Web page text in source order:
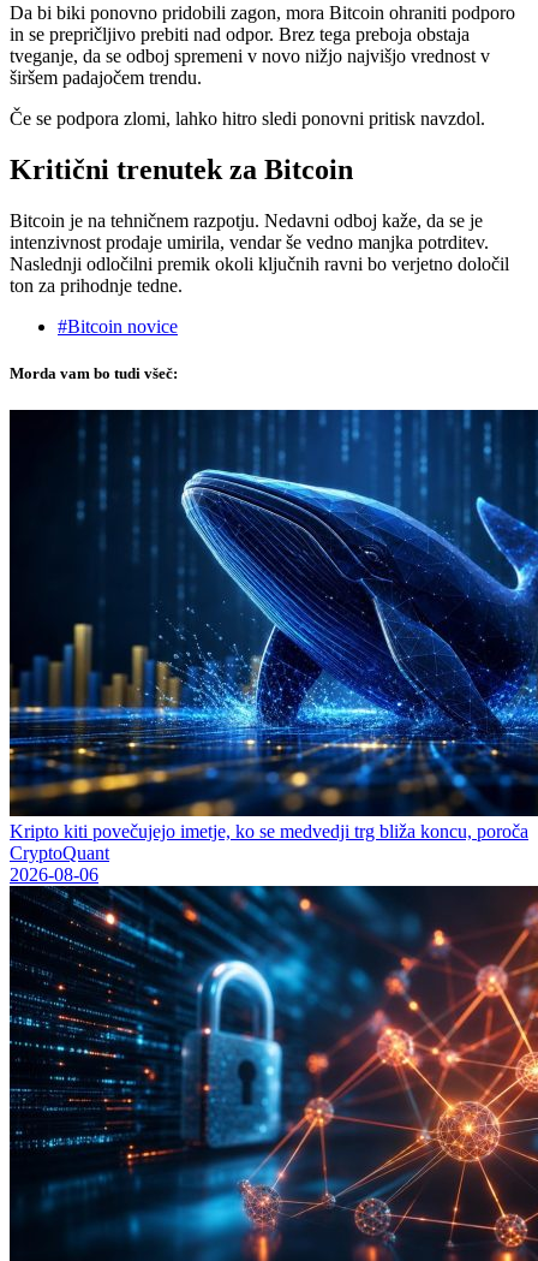
Da bi biki ponovno pridobili zagon, mora Bitcoin ohraniti podporo
in se prepričljivo prebiti nad odpor. Brez tega preboja obstaja
tveganje, da se odboj spremeni v novo nižjo najvišjo vrednost v
širšem padajočem trendu.
Če se podpora zlomi, lahko hitro sledi ponovni pritisk navzdol.
Kritični trenutek za Bitcoin
Bitcoin je na tehničnem razpotju. Nedavni odboj kaže, da se je
intenzivnost prodaje umirila, vendar še vedno manjka potrditev.
Naslednji odločilni premik okoli ključnih ravni bo verjetno določil
ton za prihodnje tedne.
#Bitcoin novice
Morda vam bo tudi všeč:
Kripto kiti povečujejo imetje, ko se medvedji trg bliža koncu, poroča
CryptoQuant
2026-08-06